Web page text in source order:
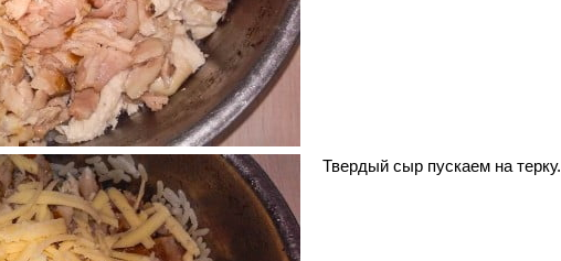
Твердый сыр пускаем на терку.